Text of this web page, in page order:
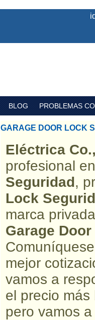
BLOG PROBLEMAS
GARAGE DOOR LOCK
Eléctrica
profesional
Seguridad,
Lock
marca
Garage
mejor
vamos a
el precio
pero vamos